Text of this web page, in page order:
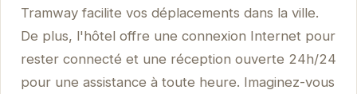
Tramway facilite vos déplacements dans la ville.
De plus, l'hôtel offre une connexion Internet pour
rester connecté et une réception ouverte 24h/24
pour une assistance à toute heure. Imaginez-vous